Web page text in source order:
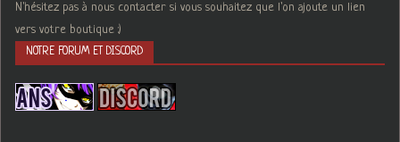
N'hésitez pas à nous contacter si vous souhaitez que l'on ajoute un lien
vers votre boutique :)
NOTRE FORUM ET DISCORD